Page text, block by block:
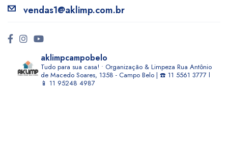
vendas1@aklimp.com.br
aklimpcampobelo
Tudo para sua casa! • Organização & Limpeza Rua Antônio
de Macedo Soares, 1358 - Campo Belo | ☎️ 11 5561 3777 l
📱 11 95248 4987